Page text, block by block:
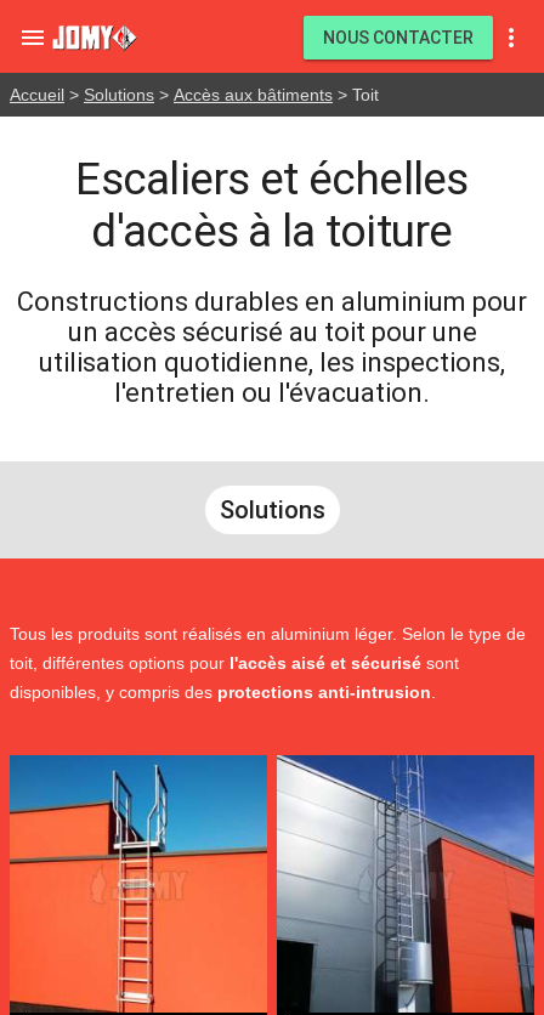
 NOUS CONTACTER 
Accueil > Solutions > Accès aux bâtiments > Toit
Escaliers et échelles
d'accès à la toiture
Constructions durables en aluminium pour
un accès sécurisé au toit pour une
utilisation quotidienne, les inspections,
l'entretien ou l'évacuation.
Solutions
Tous les produits sont réalisés en aluminium léger. Selon le type de
toit, différentes options pour l'accès aisé et sécurisé sont
disponibles, y compris des protections anti-intrusion